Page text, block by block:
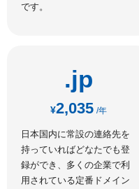
です。
.jp
¥2,035 /年
日本国内に常設の連絡先を
持っていればどなたでも登
録ができ、多くの企業で利
用されている定番ドメイン